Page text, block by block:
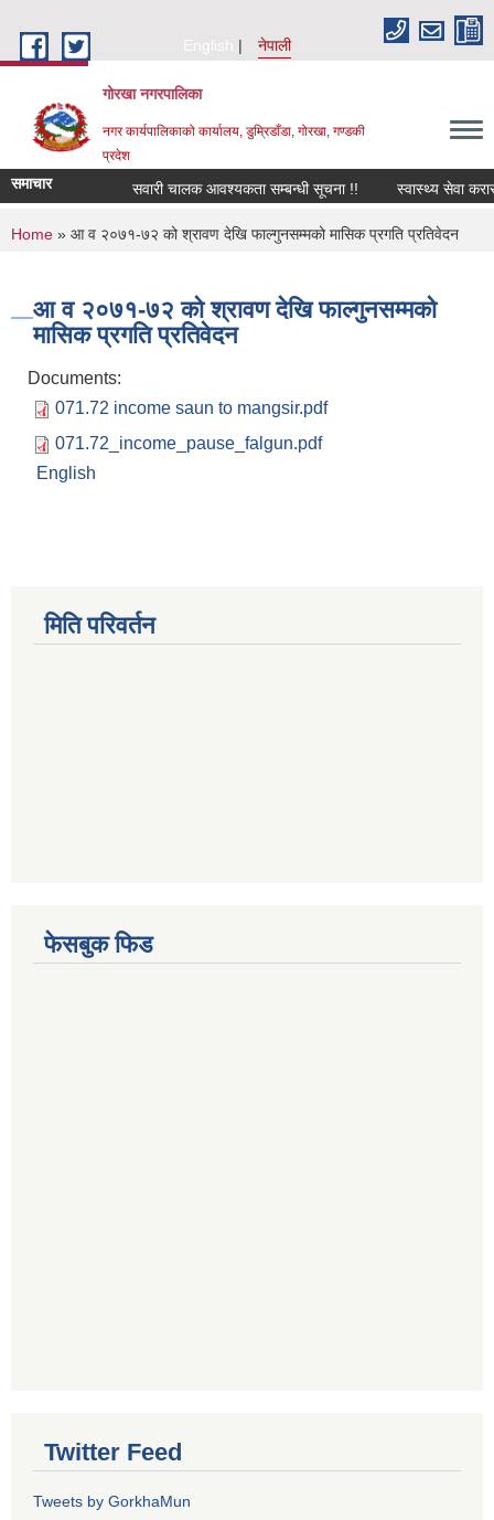
English
नेपाली
गोरखा नगरपालिका
नगर कार्यपालिकाको कार्यालय, डुम्रिडाँडा, गोरखा, गण्डकी
प्रदेश
समाचार सवारी चालक आवश्यकता सम्बन्धी सूचना !! स्वास्थ्य सेवा
You are here
Home » आ व २०७१-७२ को श्रावण देखि फाल्गुनसम्मको मासिक प्रगति प्रतिवेदन
आ व २०७१-७२ को श्रावण देखि फाल्गुनसम्मको
मासिक प्रगति प्रतिवेदन
Documents:
071.72 income saun to mangsir.pdf
071.72_income_pause_falgun.pdf
English
मिति परिवर्तन
फेसबुक फिड
Twitter Feed
Tweets by GorkhaMun